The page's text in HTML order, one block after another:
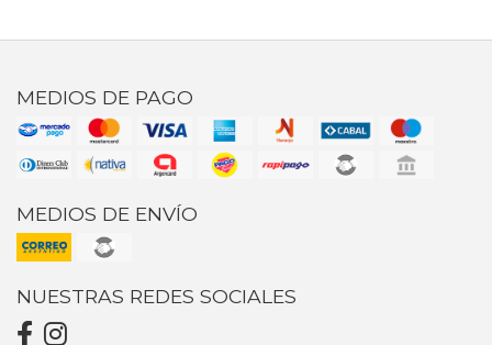
MEDIOS DE PAGO
MEDIOS DE ENVÍO
NUESTRAS REDES SOCIALES